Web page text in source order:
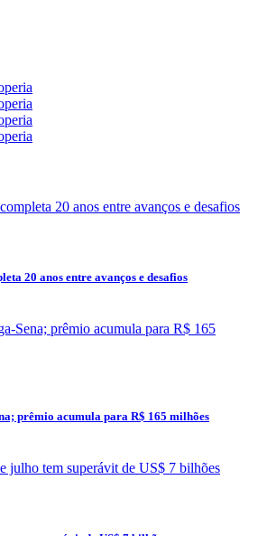
20 anos entre avanços e desafios
prêmio acumula para R$ 165 milhões